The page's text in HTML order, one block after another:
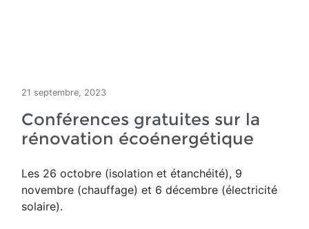
21 septembre, 2023
Conférences gratuites sur la
rénovation écoénergétique
Les 26 octobre (isolation et étanchéité), 9
novembre (chauffage) et 6 décembre (électricité
solaire).